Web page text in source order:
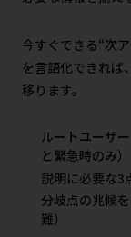
今すぐできる“次
を言語化できれば
移ります。
ルートユーザ
と緊急時のみ）
説明に必要な3
分岐点の兆候
難）